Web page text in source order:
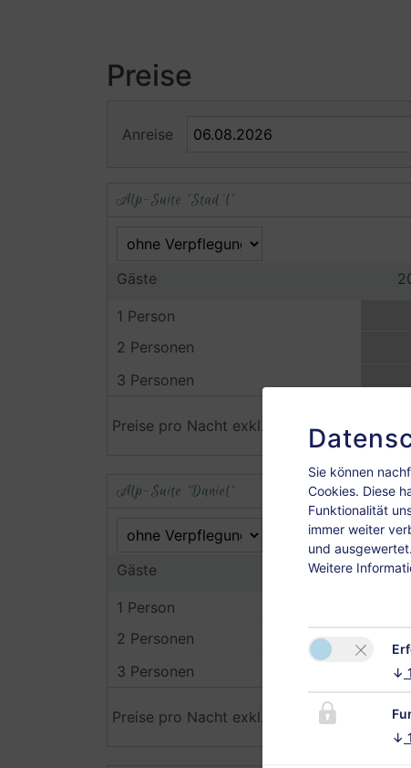
Preise
Anreise
Alp-Suite "Stad´l"
Gäste
1 Person
2 Personen
3 Personen
Preise pro Nacht exkl. Kurtaxe.
Alp-Suite "Daniel"
Gäste
1 Person
2 Personen
3 Personen
Preise pro Nacht exkl. Kurtaxe.
Sie können
Cookies. Diese
Funktionalität
immer weiter
und
Weitere
↓ 1
↓ 1